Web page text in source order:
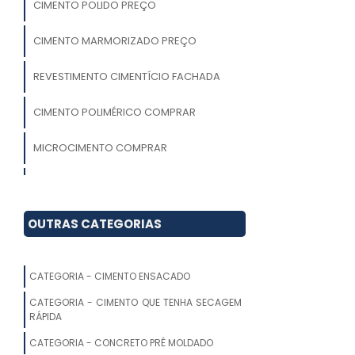
CIMENTO POLIDO PREÇO
CIMENTO MARMORIZADO PREÇO
REVESTIMENTO CIMENTÍCIO FACHADA
CIMENTO POLIMÉRICO COMPRAR
MICROCIMENTO COMPRAR
TECNOCIMENTO COMPRAR
OUTRAS CATEGORIAS
CATEGORIA - CIMENTO ENSACADO
CATEGORIA - CIMENTO QUE TENHA SECAGEM
RÁPIDA
CATEGORIA - CONCRETO PRÉ MOLDADO